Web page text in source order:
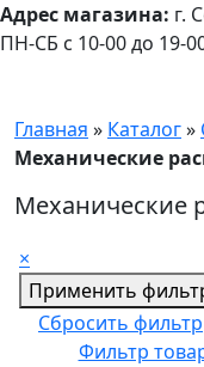
ПН-СБ с 10-00 до 19-
Адрес магазина: г.
Главная » Каталог»
Механические
Механические
×
Применить
Сбросить фильтр
Фильтр